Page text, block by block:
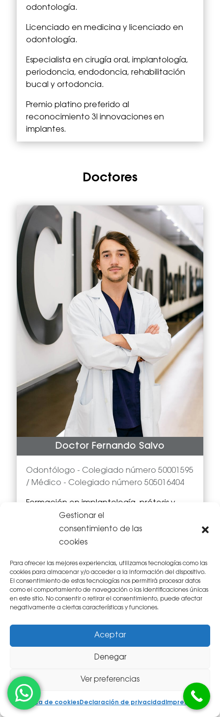
Gestionar el
consentimiento de las
cookies
Para ofrecer las mejores experiencias, utilizamos tecnologías como las
cookies para almacenar y/o acceder a la información del dispositivo.
El consentimiento de estas tecnologías nos permitirá procesar datos
como el comportamiento de navegación o las identificaciones únicas
en este sitio. No consentir o retirar el consentimiento, puede afectar
negativamente a ciertas características y funciones.
Aceptar
Denegar
Ver preferencias
Política de cookiesDeclaración de privacidad Impressum
odontología.
Licenciado en medicina y licenciado en
odontología.
Especialista en cirugía oral, implantología,
periodoncia, endodoncia, rehabilitación
bucal y ortodoncia.
Premio platino preferido al
reconocimiento 3I innovaciones en
implantes.
Doctores
Doctor Fernando Salvo
Odontólogo - Colegiado número 50001595
/ Médico - Colegiado número 505016404
Formación en implantología, prótesis y
ortodoncia invisible.